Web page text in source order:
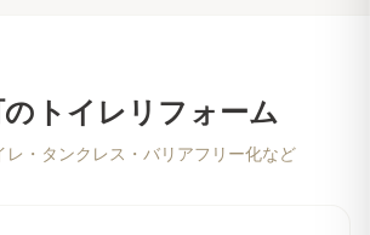
の トイレリフォーム
レ・タンクレス・バリアフリー化など